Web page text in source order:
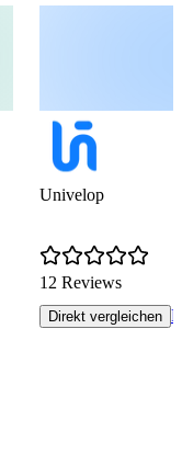
Univelop
12 Reviews
Direkt vergleichen